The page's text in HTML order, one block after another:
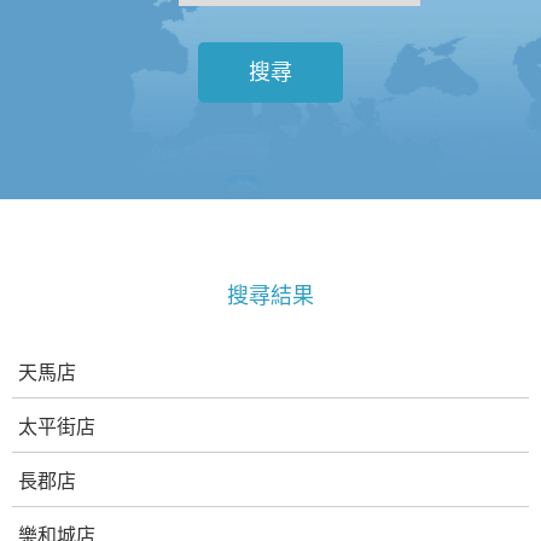
搜尋
搜尋結果
天馬店
太平街店
長郡店
樂和城店